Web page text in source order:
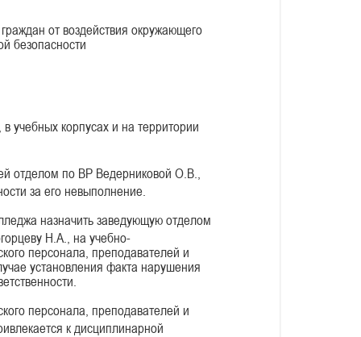
от воздействия окружающего
безопасности
учебных корпусах и на территории
отделом по ВР Ведерниковой О.В.,
за его невыполнение.
назначить заведующую отделом
Н.А., на учебно-
персонала, преподавателей и
установления факта нарушения
персонала, преподавателей и
к дисциплинарной